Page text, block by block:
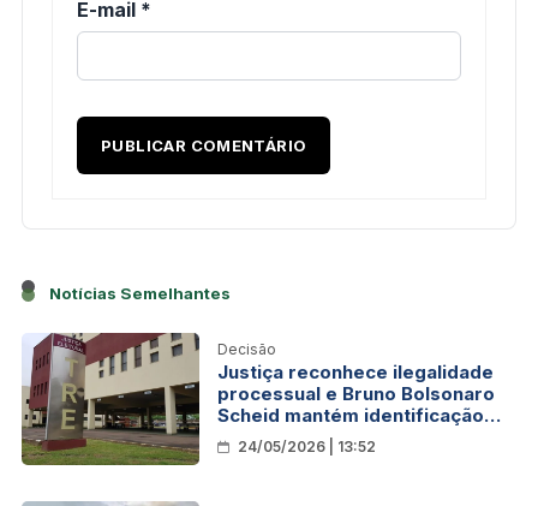
E-mail *
Notícias Semelhantes
Decisão
Justiça reconhece ilegalidade
processual e Bruno Bolsonaro
Scheid mantém identificação
política
24/05/2026 | 13:52